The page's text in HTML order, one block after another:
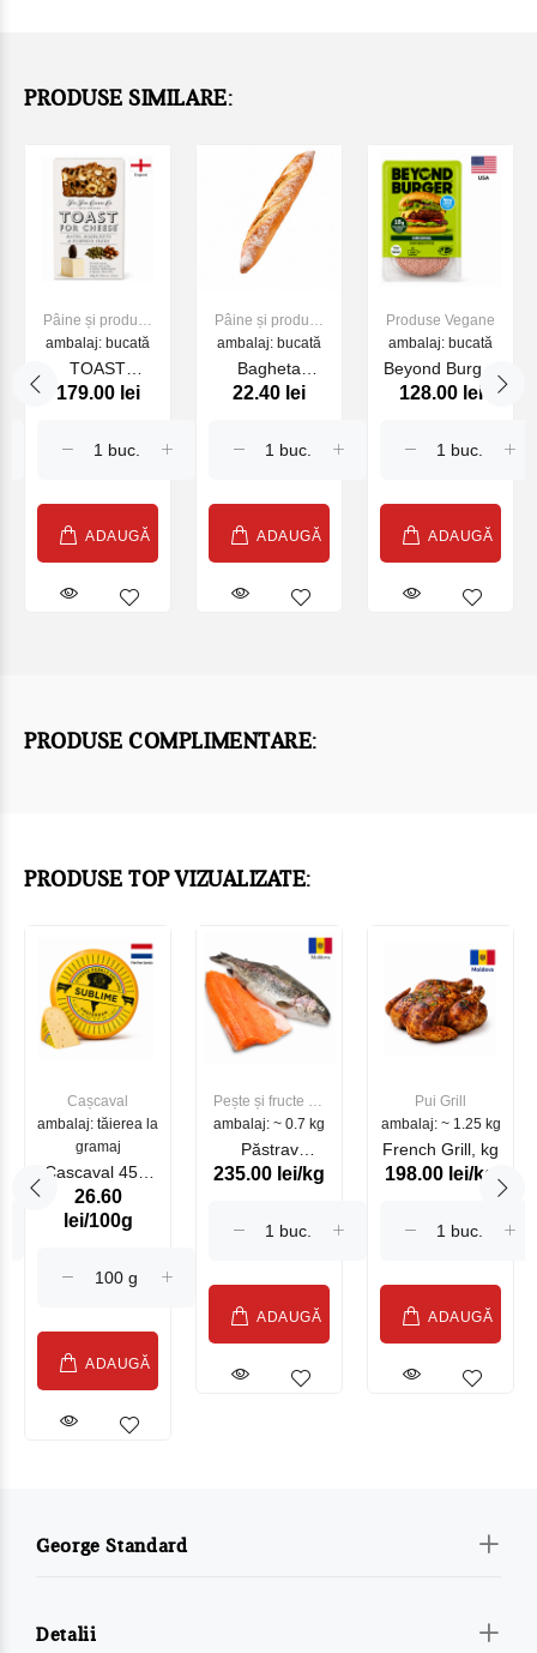
PRODUSE SIMILARE:
Pâine și produse
de panificație
ambalaj: bucată
TOAST
CHEESE
CITROU 100G
179.00 lei
ADAUGĂ
Pâine și produse
de panificație
ambalaj: bucată
Bagheta
franceza 300g
22.40 lei
ADAUGĂ
Produse Vegane
ambalaj: bucată
Beyond Burger
Original
2*113g
128.00 lei
ADAUGĂ
PRODUSE COMPLIMENTARE:
PRODUSE TOP VIZUALIZATE:
Cașcaval
ambalaj: tăierea la
gramaj
Cascaval 45%
Maasdam
Sublime Cow
26.60
lei/100g
ADAUGĂ
Pește și fructe de
mare
ambalaj: ~ 0.7 kg
Păstrav
Somonat
235.00 lei/kg
ADAUGĂ
Pui Grill
ambalaj: ~ 1.25 kg
French Grill, kg
198.00 lei/kg
ADAUGĂ
George Standard
Detalii